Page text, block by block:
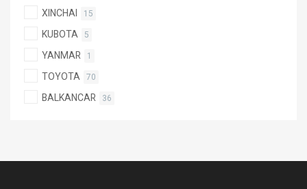
XINCHAI 15
KUBOTA 5
YANMAR 1
TOYOTA 70
BALKANCAR 36